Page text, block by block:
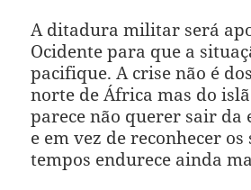
A ditadura militar será
Ocidente para que a
pacifique. A crise não é
norte de África mas do
parece não querer sair da
e em vez de reconhecer os
tempos endurece ainda